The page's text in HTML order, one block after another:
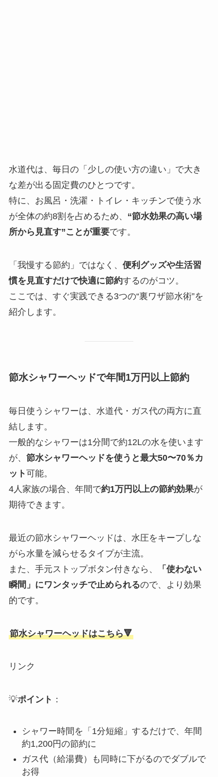
水道代は、毎日の「少しの使い方の違い」で大き
な差が出る固定費のひとつです。
特に、お風呂・洗濯・トイレ・キッチンで使う水
が全体の約8割を占めるため、 “節水効果の高い場
所から見直す”ことが重要です。
「我慢する節約」ではなく、 便利グッズや生活習
慣を見直すだけで快適に節約するのがコツ。
ここでは、すぐ実践できる3つの“裏ワザ節水術”を
紹介します。
節水シャワーヘッドで年間1万円以上節約
毎日使うシャワーは、水道代・ガス代の両方に直
結します。
一般的なシャワーは1分間で約12Lの水を使います
が、 節水シャワーヘッドを使うと最大50〜70％カ
ット可能。
4人家族の場合、年間で約1万円以上の節約効果が
期待できます。
最近の節水シャワーヘッドは、水圧をキープしな
がら水量を減らせるタイプが主流。
また、手元ストップボタン付きなら、
「使わない
瞬間」にワンタッチで止められるので、より効果
的です。
節水シャワーヘッドはこちら🔻
リンク
💡ポイント ：
シャワー時間を「1分短縮」するだけで、年間
約1,200円の節約に
ガス代（給湯費）も同時に下がるのでダブルで
お得